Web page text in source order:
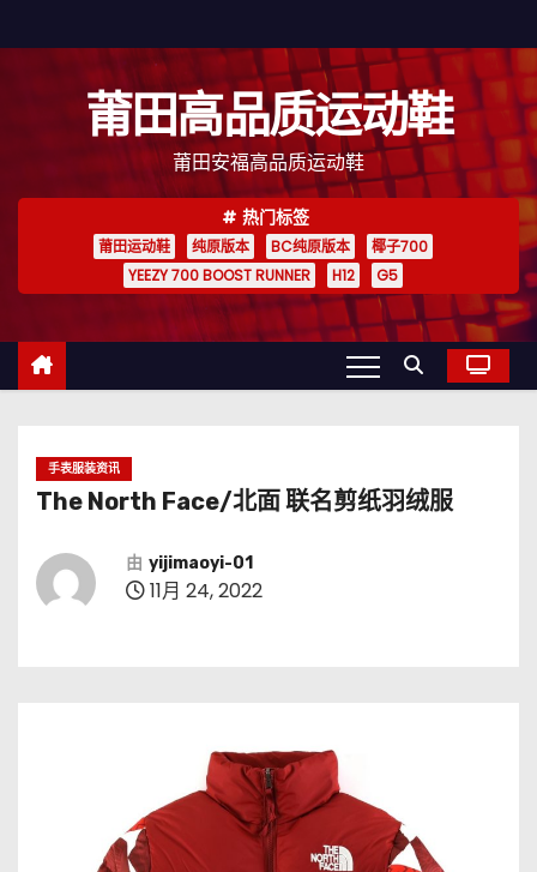
至
莆田高品质运动鞋
莆田安福高品质运动鞋
热门标签
莆田运动鞋 纯原版本 BC纯原版本
椰子700
YEEZY 700 BOOST RUNNER
H12 G5
手表服装资讯
The North Face/北面 联名剪纸羽绒服
由 yijimaoyi-01
11月 24, 2022